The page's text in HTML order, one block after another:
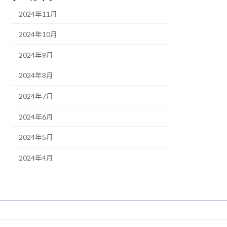
2024年11月
2024年10月
2024年9月
2024年8月
2024年7月
2024年6月
2024年5月
2024年4月